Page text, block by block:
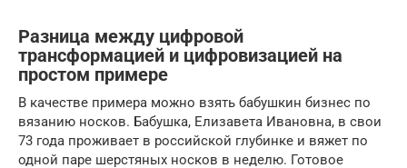
Разница между цифровой
трансформацией и цифровизацией на
простом примере
В качестве примера можно взять бабушкин бизнес по
вязанию носков. Бабушка, Елизавета Ивановна, в свои
73 года проживает в российской глубинке и вяжет по
одной паре шерстяных носков в неделю. Готовое